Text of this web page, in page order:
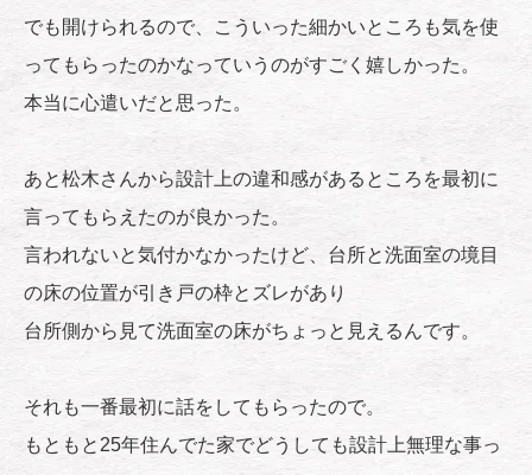
でも開けられるので、こういった細かいところも気を使
ってもらったのかなっていうのがすごく嬉しかった。
本当に心遣いだと思った。
あと松木さんから設計上の違和感があるところを最初に
言ってもらえたのが良かった。
言われないと気付かなかったけど、台所と洗面室の境目
の床の位置が引き戸の枠とズレがあり
台所側から見て洗面室の床がちょっと見えるんです。
それも一番最初に話をしてもらったので。
もともと25年住んでた家でどうしても設計上無理な事っ